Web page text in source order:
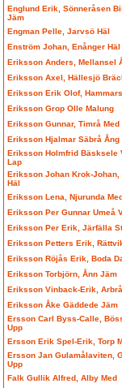
Englund Erik, Sönneråsen
Jäm
Engman Pelle, Jarvsö Häl
Enström Johan, Enånger Häl
Eriksson Anders, Mellansel
Eriksson Axel, Hällesjö
Eriksson Erik Olof,
Eriksson Grop Olle Malung
Eriksson Gunnar, Timrå Med
Eriksson Hjalmar Säbrå Ång
Eriksson Holmfrid Bäsksele
Lap
Eriksson Johan Krok-Johan,
Häl
Eriksson Lena, Njurunda
Eriksson Per Gunnar Umeå
Eriksson Per Erik, Järfälla
Eriksson Petters Erik,
Eriksson Röjås Erik, Boda
Eriksson Torbjörn, Ånn Jäm
Eriksson Vinback-Erik,
Eriksson Åke Gäddede Jäm
Ersson Carl Byss-Calle,
Upp
Ersson Erik Spel-Erik, Torp
Ersson Jan Gulamålaviten,
Upp
Falk Gullik Alfred, Alby Med